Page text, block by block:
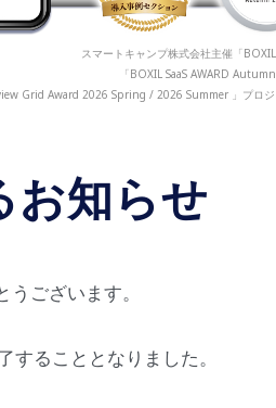
スマートキャンプ株式会社主催「
「BOXIL SaaS AWARD
Grid Award 2026 Spring / 2026 Summer 」プロ
お知らせ
ございます。
することとなりました。